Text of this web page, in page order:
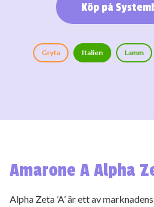
Köp på
Gryta Italien Lamm
Amarone A Alpha
Alpha Zeta ’A’ är ett av